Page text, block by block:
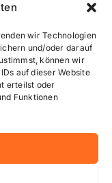
wir Technologien
und/oder darauf
können wir
auf dieser Website
erteilst oder
Funktionen
informiert!